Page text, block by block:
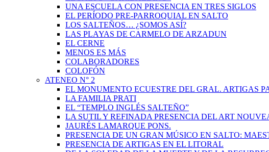
UNA ESCUELA CON PRESENCIA EN TRES SIGLOS
EL PERÍODO PRE-PARROQUIAL EN SALTO
LOS SALTEÑOS… ¿SOMOS ASÍ?
LAS PLAYAS DE CARMELO DE ARZADUN
EL CERNE
MENOS ES MÁS
COLABORADORES
COLOFÓN
ATENEO N° 2
EL MONUMENTO ECUESTRE DEL GRAL. ARTIGAS
LA FAMILIA PRATI
EL “TEMPLO INGLÉS SALTEÑO”
LA SUTIL Y REFINADA PRESENCIA DEL ART
JAURÉS LAMARQUE PONS.
PRESENCIA DE UN GRAN MÚSICO EN SALTO:
PRESENCIA DE ARTIGAS EN EL LITORAL